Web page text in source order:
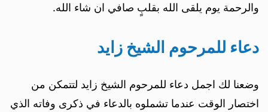
والرحمة يوم يلقى الله بقلبٍ صافي ان شاء الله.
دعاء للمرحوم الشيخ زايد
وضعنا لك اجمل دعاء للمرحوم الشيخ زايد لتتمكن من
اختصار الوقت عندما تشملوه بالدعاء في ذكرى وفاته الذي